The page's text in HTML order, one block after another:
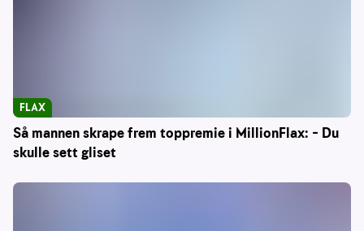
Så mannen skrape frem toppremie i MillionFlax: – Du
skulle sett gliset
FLAX